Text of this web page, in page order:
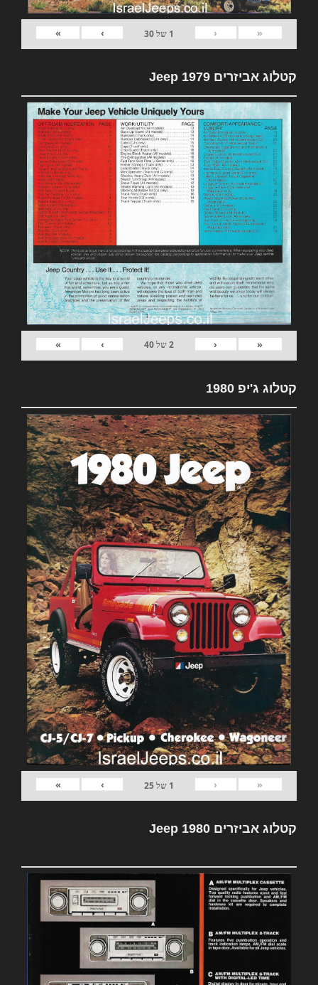
«
‹
1 של30
›
»
קטלוג אביזרים 1979 Jeep
«
‹
2של40
›
»
קטלוג ג'יפ 1980
«
‹
1 של25
›
»
קטלוג אביזרים Jeep 1980